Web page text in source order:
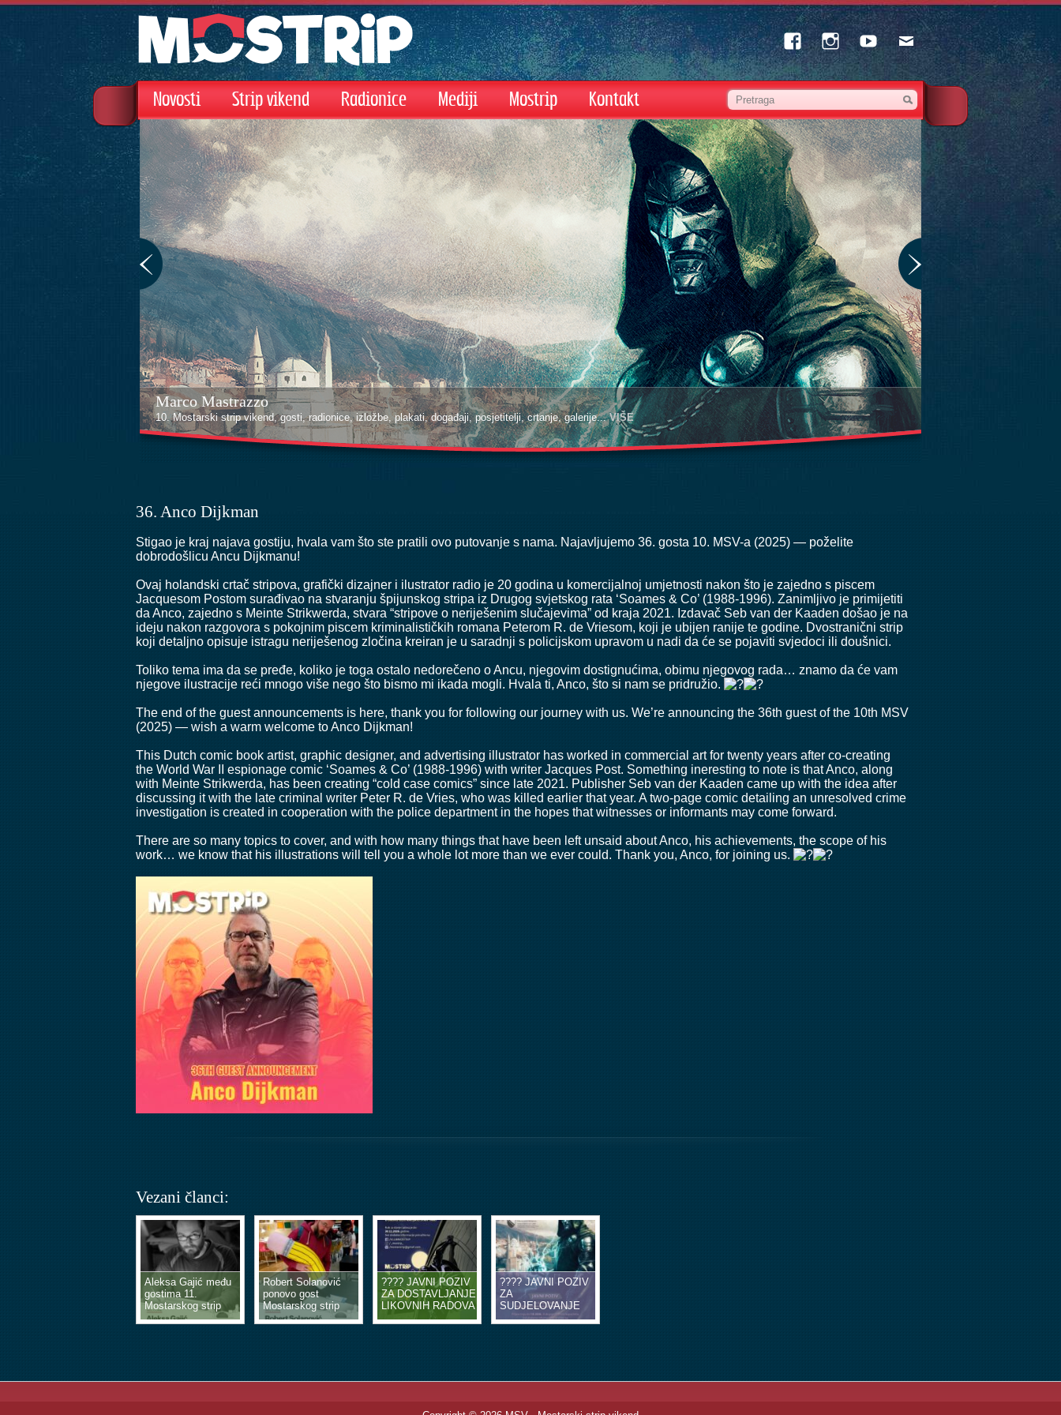
Facebook InstagramYoutube Email
Novosti Strip vikend Radionice Mediji Mostrip Kontakt
Marco Mastrazzo
10. Mostarski strip vikend, gosti, radionice, izložbe, plakati, događaji, posjetitelji, crtanje, galerije...VIŠE
36. Anco Dijkman
Stigao je kraj najava gostiju, hvala vam što ste pratili ovo putovanje s nama. Najavljujemo 36. gosta 10. MSV-a (2025) — poželite
dobrodošlicu Ancu Dijkmanu!
Ovaj holandski crtač stripova, grafički dizajner i ilustrator radio je 20 godina u komercijalnoj umjetnosti nakon što je zajedno s piscem
Jacquesom Postom surađivao na stvaranju špijunskog stripa iz Drugog svjetskog rata ‘Soames & Co’ (1988-1996). Zanimljivo je primijetiti
da Anco, zajedno s Meinte Strikwerda, stvara “stripove o neriješenim slučajevima” od kraja 2021. Izdavač Seb van der Kaaden došao je na
ideju nakon razgovora s pokojnim piscem kriminalističkih romana Peterom R. de Vriesom, koji je ubijen ranije te godine. Dvostranični strip
koji detaljno opisuje istragu neriješenog zločina kreiran je u saradnji s policijskom upravom u nadi da će se pojaviti svjedoci ili doušnici.
Toliko tema ima da se pređe, koliko je toga ostalo nedorečeno o Ancu, njegovim dostignućima, obimu njegovog rada… znamo da će vam
njegove ilustracije reći mnogo više nego što bismo mi ikada mogli. Hvala ti, Anco, što si nam se pridružio.
The end of the guest announcements is here, thank you for following our journey with us. We’re announcing the 36th guest of the 10th MSV
(2025) — wish a warm welcome to Anco Dijkman!
This Dutch comic book artist, graphic designer, and advertising illustrator has worked in commercial art for twenty years after co-creating
the World War II espionage comic ‘Soames & Co’ (1988-1996) with writer Jacques Post. Something ineresting to note is that Anco, along
with Meinte Strikwerda, has been creating “cold case comics” since late 2021. Publisher Seb van der Kaaden came up with the idea after
discussing it with the late criminal writer Peter R. de Vries, who was killed earlier that year. A two-page comic detailing an unresolved crime
investigation is created in cooperation with the police department in the hopes that witnesses or informants may come forward.
There are so many topics to cover, and with how many things that have been left unsaid about Anco, his achievements, the scope of his
work… we know that his illustrations will tell you a whole lot more than we ever could. Thank you, Anco, for joining us.
Vezani članci:
Aleksa Gajić među
gostima 11.
Mostarskog strip
vikenda
Robert Solanović
ponovo gost
Mostarskog strip
vikenda
???? JAVNI POZIV
ZA DOSTAVLJANJE
LIKOVNIH RADOVA
U OBLIKU
???? JAVNI POZIV
ZA
SUDJELOVANJE
NA EDUKACIJSKIM